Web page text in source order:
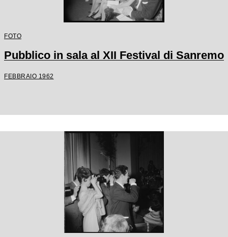
FOTO
Pubblico in sala al XII Festival di Sanremo
FEBBRAIO 1962